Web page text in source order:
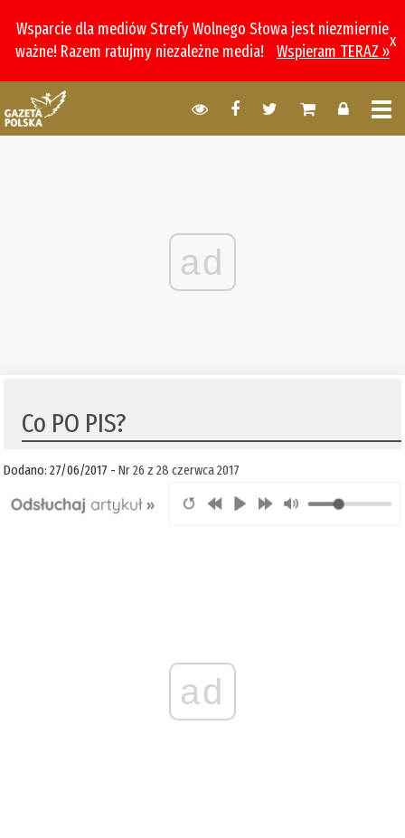
Wsparcie dla mediów Strefy Wolnego Słowa jest niezmiernie
ważne! Razem ratujmy niezależne media!
Wspieram TERAZ »
x
ad
Co PO PIS?
Dodano: 27/06/2017 -Nr 26 z 28 czerwca 2017
ad